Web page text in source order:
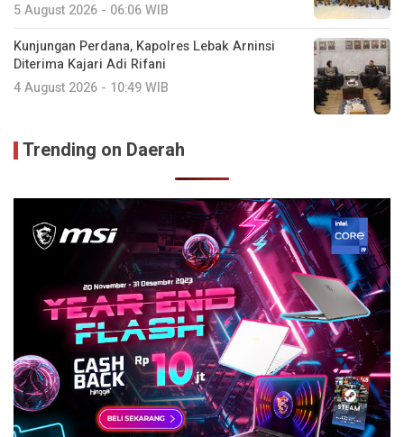
5 August 2026 - 06:06 WIB
Kunjungan Perdana, Kapolres Lebak Arninsi
Diterima Kajari Adi Rifani
4 August 2026 - 10:49 WIB
Trending on Daerah